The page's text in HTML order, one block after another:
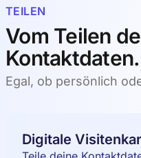
TEILEN
Vom Teilen
Egal, ob persönlich
Digitale